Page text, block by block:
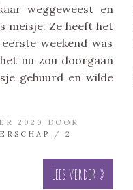
weggeweest en
meisje. Ze heeft het
weekend was
nu zou doorgaan
gehuurd en wilde
2020 DOOR
/ 2
Lees verder »